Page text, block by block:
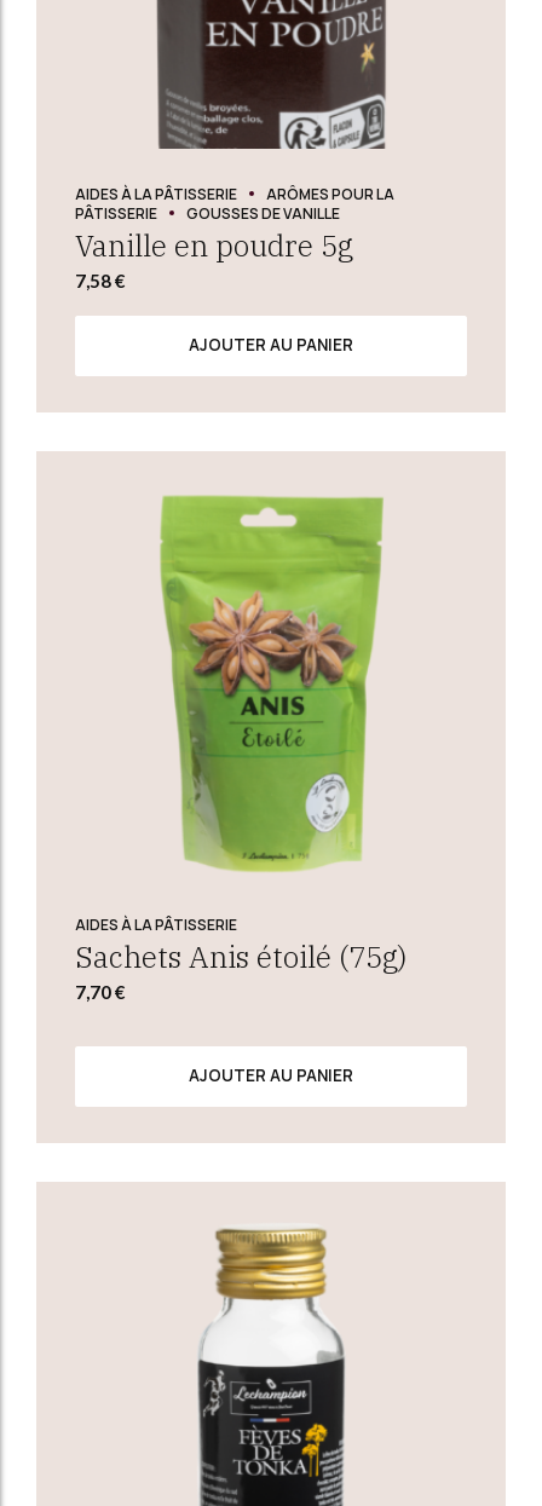
AIDES À LA PÂTISSERIE
ARÔMES POUR LA
PÂTISSERIE
GOUSSES DE VANILLE
Vanille en poudre 5g
7,58€
AJOUTER AU PANIER
AIDES À LA PÂTISSERIE
Sachets Anis étoilé (75g)
7,70€
AJOUTER AU PANIER